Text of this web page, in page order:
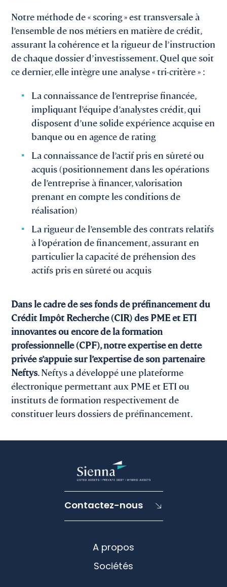
Notre méthode de « scoring » est transversale à
l’ensemble de nos métiers en matière de crédit,
assurant la cohérence et la rigueur de l’instruction
de chaque dossier d’investissement. Quel que soit
ce dernier, elle intègre une analyse « tri-critère » :
La connaissance de l’entreprise financée,
impliquant l’équipe d’analystes crédit, qui
disposent d’une solide expérience acquise en
banque ou en agence de rating
La connaissance de l’actif pris en sûreté ou
acquis (positionnement dans les opérations
de l’entreprise à financer, valorisation
prenant en compte les conditions de
réalisation)
La rigueur de l’ensemble des contrats relatifs
à l’opération de financement, assurant en
particulier la capacité de préhension des
actifs pris en sûreté ou acquis
Dans le cadre de ses fonds de préfinancement du
Crédit Impôt Recherche (CIR) des PME et ETI
innovantes ou encore de la formation
professionnelle (CPF), notre expertise en dette
privée s’appuie sur l’expertise de son partenaire
Neftys. Neftys a développé une plateforme
électronique permettant aux PME et ETI ou
instituts de formation respectivement de
constituer leurs dossiers de préfinancement.
Contactez-nous
A propos
Sociétés